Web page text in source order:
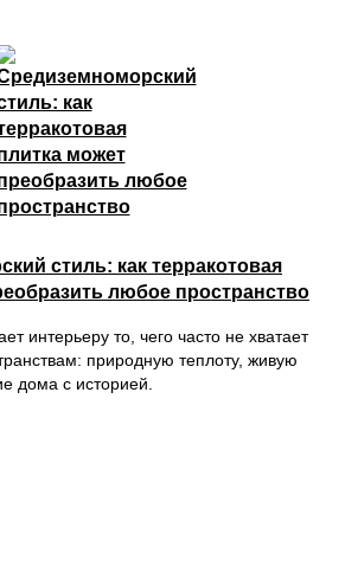
стиль: как терракотовая
любое пространство
интерьеру то, чего часто не хватает
природную теплоту, живую
дома с историей.